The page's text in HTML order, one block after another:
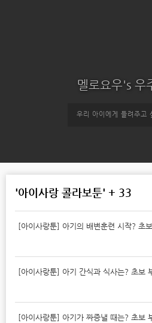
멜로요우's 우
우리 아이에게 들려주고
'아이사랑 콜라보툰' + 33
[아이사랑툰] 아기의 배변훈련 시작? 초
[아이사랑툰] 아기 간식과 식사는? 초보
[아이사랑툰] 아기가 짜증낼 때는? 초보